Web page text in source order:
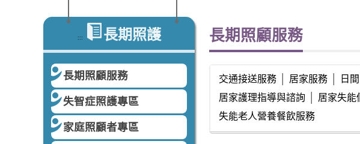
::: 長期照護
長期照顧服務
失智症照護專區
家庭照顧者專區
長期照顧服務
交通接送服務 居家服務 日
居家護理指導與諮詢
居家失能
失能老人營養餐飲服務